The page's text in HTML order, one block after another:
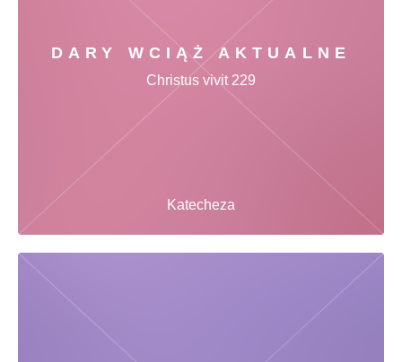
DARY WCIĄŻ AKTUALNE
Katecheza
Christus vivit 229